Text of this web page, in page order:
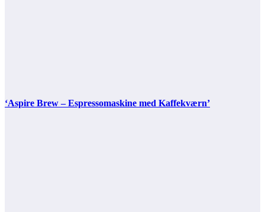
‘Aspire Brew – Espressomaskine med Kaffekværn’